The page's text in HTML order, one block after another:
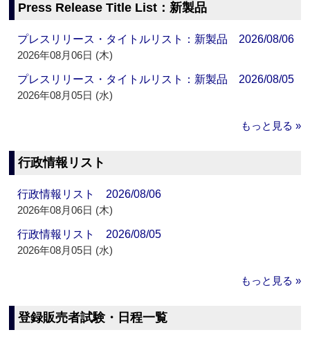
Press Release Title List：新製品
プレスリリース・タイトルリスト：新製品 2026/08/06
2026年08月06日 (木)
プレスリリース・タイトルリスト：新製品 2026/08/05
2026年08月05日 (水)
もっと見る »
行政情報リスト
行政情報リスト 2026/08/06
2026年08月06日 (木)
行政情報リスト 2026/08/05
2026年08月05日 (水)
もっと見る »
登録販売者試験・日程一覧